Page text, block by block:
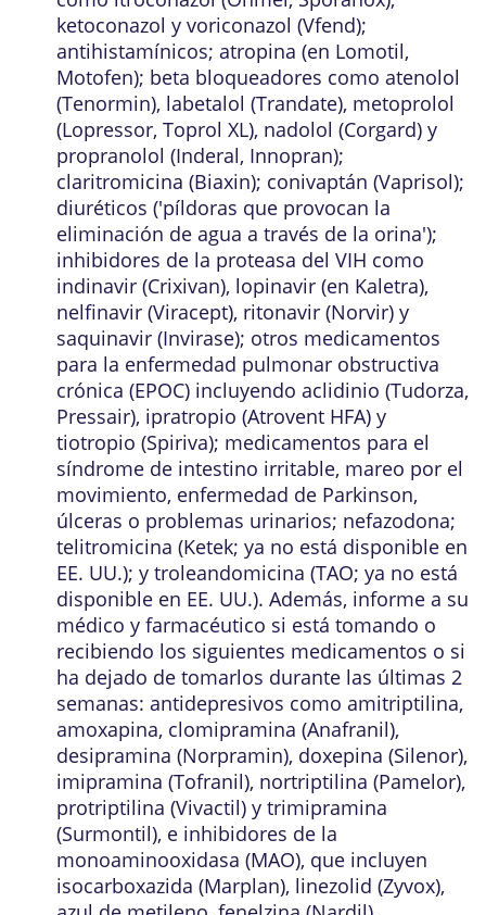
ketoconazol y voriconazol (Vfend);
antihistamínicos; atropina (en Lomotil,
Motofen); beta bloqueadores como atenolol
(Tenormin), labetalol (Trandate), metoprolol
(Lopressor, Toprol XL), nadolol (Corgard) y
propranolol (Inderal, Innopran);
claritromicina (Biaxin); conivaptán (Vaprisol);
diuréticos ('píldoras que provocan la
eliminación de agua a través de la orina');
inhibidores de la proteasa del VIH como
indinavir (Crixivan), lopinavir (en Kaletra),
nelfinavir (Viracept), ritonavir (Norvir) y
saquinavir (Invirase); otros medicamentos
para la enfermedad pulmonar obstructiva
crónica (EPOC) incluyendo aclidinio (Tudorza,
Pressair), ipratropio (Atrovent HFA) y
tiotropio (Spiriva); medicamentos para el
síndrome de intestino irritable, mareo por el
movimiento, enfermedad de Parkinson,
úlceras o problemas urinarios; nefazodona;
telitromicina (Ketek; ya no está disponible en
EE. UU.); y troleandomicina (TAO; ya no está
disponible en EE. UU.). Además, informe a su
médico y farmacéutico si está tomando o
recibiendo los siguientes medicamentos o si
ha dejado de tomarlos durante las últimas 2
semanas: antidepresivos como amitriptilina,
amoxapina, clomipramina (Anafranil),
desipramina (Norpramin), doxepina (Silenor),
imipramina (Tofranil), nortriptilina (Pamelor),
protriptilina (Vivactil) y trimipramina
(Surmontil), e inhibidores de la
monoaminooxidasa (MAO), que incluyen
isocarboxazida (Marplan), linezolid (Zyvox),